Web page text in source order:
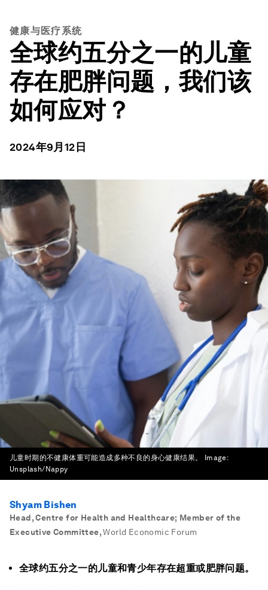
健康与医疗系统
全球约五分之一的儿童
存在肥胖问题，我们该
如何应对？
2024年9月12日
儿童时期的不健康体重可能造成多种不良的身心健康结果。
Image:
Unsplash/Nappy
Shyam Bishen
Head, Centre for Health and Healthcare; Member of the
Executive Committee, World Economic Forum
全球约五分之一的儿童和青少年存在超重或肥胖问题。